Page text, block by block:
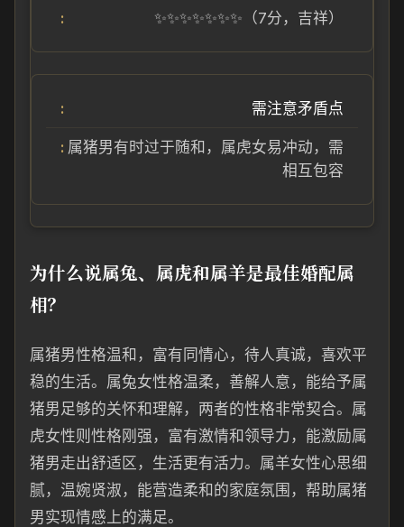
✨✨✨✨✨✨✨（7分，吉祥）
需注意矛盾点
属猪男有时过于随和，属虎女易冲动，需
相互包容
为什么说属兔、属虎和属羊是最佳婚配属
相？
属猪男性格温和，富有同情心，待人真诚，喜欢平
稳的生活。属兔女性格温柔，善解人意，能给予属
猪男足够的关怀和理解，两者的性格非常契合。属
虎女性则性格刚强，富有激情和领导力，能激励属
猪男走出舒适区，生活更有活力。属羊女性心思细
腻，温婉贤淑，能营造柔和的家庭氛围，帮助属猪
男实现情感上的满足。